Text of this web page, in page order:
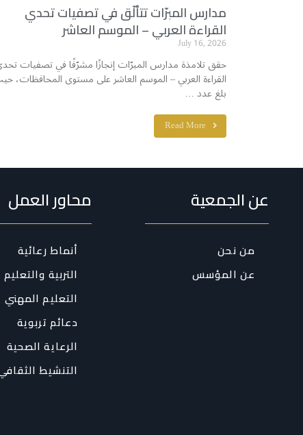
مدارس المبرّات تتألّق في تصفيات تحدي
القراءة العربي – الموسم العاشر
July 16, 2026
حقق تلامذة مدارس المبرّات إنجازًا مشرّفًا في تصفيات
القراءة العربي – الموسم العاشر على مستوى المحافظات،
بلغ عدد …
Read More
عن الجمعية
من نحن
عن المؤسس
محاور العمل
أنماط رعائية
التربية والتعليم
التعليم المهني
دعائم تربوية
الرعاية الصحية
التنشيط